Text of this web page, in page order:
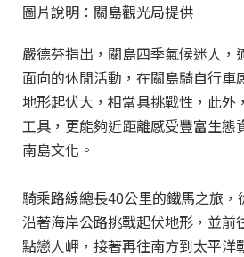
圖片說明：關島觀光局提供
嚴德芬指出，關島四季氣候迷人，
面向的休閒活動，在關島騎自行車
地形起伏大，相當具挑戰性，此外
工具，更能夠近距離感受豐富生態
南島文化。
騎乘路線總長40公里的鐵馬之旅，
沿著海岸公路挑戰起伏地形，並前
點戀人岬，接著再往南方到太平洋